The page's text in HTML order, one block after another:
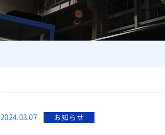
2024.03.07 お知らせ